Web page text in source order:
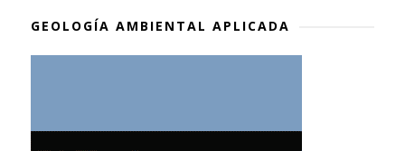
GEOLOGÍA AMBIENTAL APLICADA